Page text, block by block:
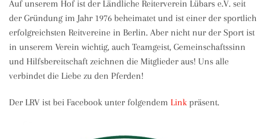
Auf unserem Hof ist der Ländliche Reiterverein Lübars e.V. seit
der Gründung im Jahr 1976 beheimatet und ist einer der sportlich
erfolgreichsten Reitvereine in Berlin. Aber nicht nur der Sport ist
in unserem Verein wichtig, auch Teamgeist, Gemeinschaftssinn
und Hilfsbereitschaft zeichnen die Mitglieder aus! Uns alle
verbindet die Liebe zu den Pferden!
Der LRV ist bei Facebook unter folgendem Linkpräsent.